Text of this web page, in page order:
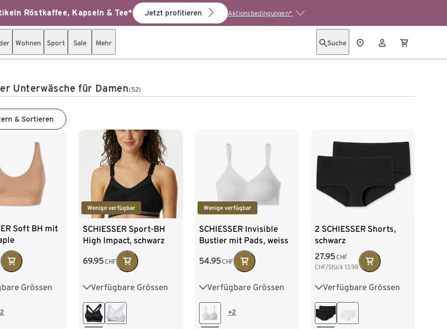
Röstkaffee, Kapseln & Tee* Jetzt profitieren Aktionsbedingungen*
Wohnen Sport Sale Mehr Suche
Unterwäsche für Damen(52)
& Sortieren
Soft BH mit
Grössen
L XL XXL
Wenige verfügbar
SCHIESSER Sport-BH
High Impact, schwarz
69.95CHF
Verfügbare Grössen
80B 80C 80D
85B 85C
Wenige verfügbar
SCHIESSER Invisible
Bustier mit Pads, weiss
54.95CHF
Verfügbare Grössen
36 38 40 42
+2
2 SCHIESSER Shorts,
schwarz
27.95CHF
CHF/Stück13.98
Verfügbare Grössen
36 38 40 42
44